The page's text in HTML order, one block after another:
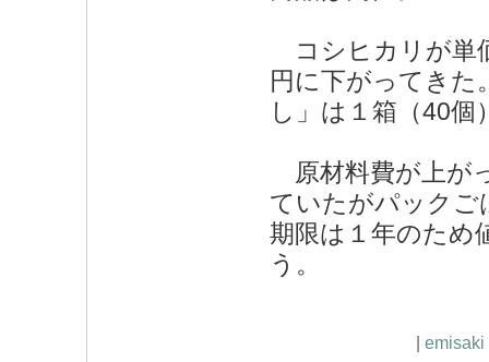
コシヒカリが単
円に下がってきた
し」は１箱（40
原材料費が上が
ていたがパックご
期限は１年のため
う。
| emisaki